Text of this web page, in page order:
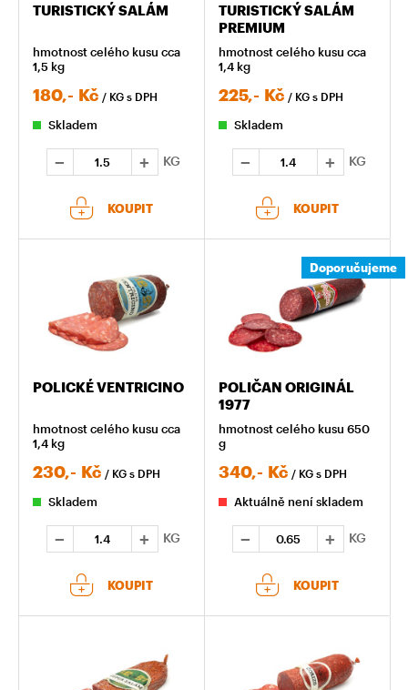
TURISTICKÝ SALÁM
hmotnost celého kusu cca
1,5 kg
180,- Kč / KG s DPH
Skladem
KG
KOUPIT
TURISTICKÝ SALÁM
PREMIUM
hmotnost celého kusu cca
1,4 kg
225,- Kč / KG s DPH
Skladem
KG
KOUPIT
POLICKÉ VENTRICINO
hmotnost celého kusu cca
1,4 kg
230,- Kč / KG s DPH
Skladem
KG
KOUPIT
Doporučujeme
POLIČAN ORIGINÁL
1977
hmotnost celého kusu 650
g
340,- Kč / KG s DPH
Aktuálně není skladem
KG
KOUPIT